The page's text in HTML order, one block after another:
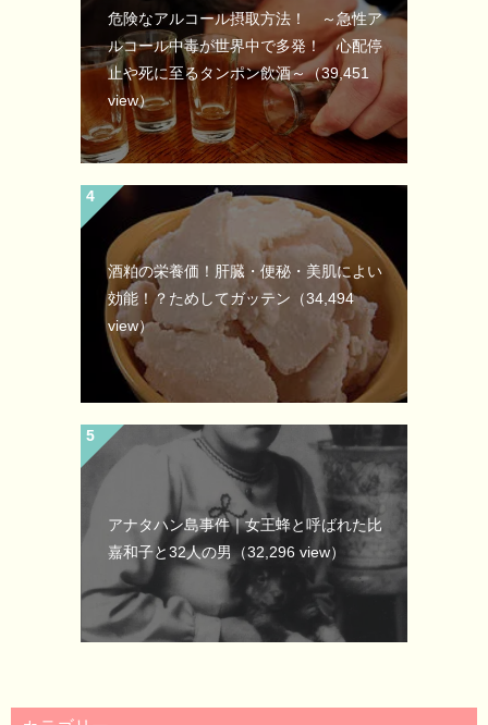
危険なアルコール摂取方法！ ～急性ア
ルコール中毒が世界中で多発！ 心配停
止や死に至るタンポン飲酒～（39,451
view）
酒粕の栄養価！肝臓・便秘・美肌によい
効能！？ためしてガッテン （34,494
view）
アナタハン島事件｜女王蜂と呼ばれた比
嘉和子と32人の男（32,296 view）